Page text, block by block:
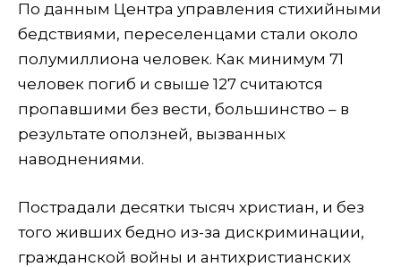
По данным Центра управления стихийными
бедствиями, переселенцами стали около
полумиллиона человек. Как минимум 71
человек погиб и свыше 127 считаются
пропавшими без вести, большинство – в
результате оползней, вызванных
наводнениями.
Пострадали десятки тысяч христиан, и без
того живших бедно из-за дискриминации,
гражданской войны и антихристианских